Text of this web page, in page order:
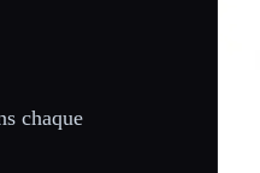
chaque